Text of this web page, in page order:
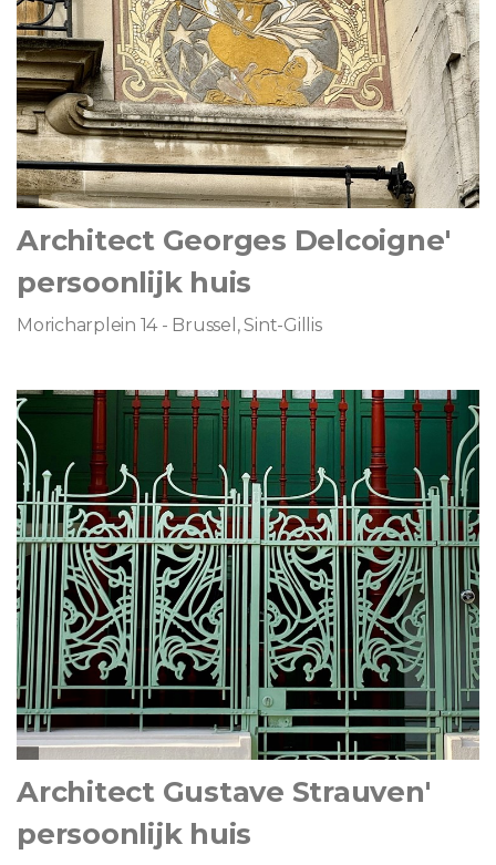
Architect Georges Delcoigne'
persoonlijk huis
Moricharplein 14 - Brussel, Sint-Gillis
Architect Gustave Strauven'
persoonlijk huis